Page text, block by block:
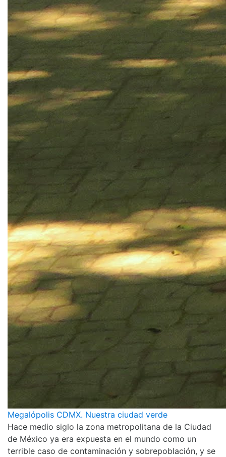
Megalópolis CDMX. Nuestra ciudad verde
Hace medio siglo la zona metropolitana de la Ciudad
de México ya era expuesta en el mundo como un
terrible caso de contaminación y sobrepoblación, y se